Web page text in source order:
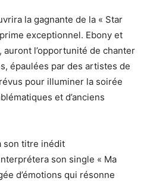
la gagnante de la « Star
exceptionnel. Ebony et
l’opportunité de chanter
épaulées par des artistes de
pour illuminer la soirée
et d’anciens
son titre inédit
son single « Ma
d’émotions qui résonne